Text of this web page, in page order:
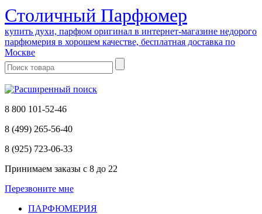
Cтоличный Парфюмер
купить духи, парфюм оригинал в интернет-магазине недорого
парфюмерия в хорошем качестве, бесплатная доставка по
Москве
8 800 101-52-46
8 (499) 265-56-40
8 (925) 723-06-33
Принимаем заказы с 8 до 22
Перезвоните мне
ПАРФЮМЕРИЯ